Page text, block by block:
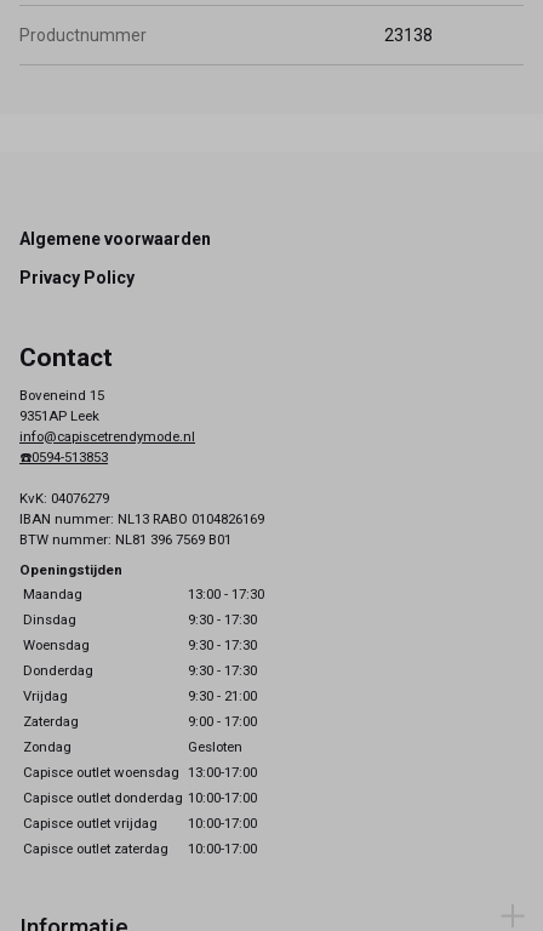
Productnummer 23138
Footer
Algemene voorwaarden
Privacy Policy
Contact
Boveneind 15
9351AP Leek
info@capiscetrendymode.nl
☎️0594-513853
KvK: 04076279
IBAN nummer: NL13 RABO 0104826169
BTW nummer: NL81 396 7569 B01
Openingstijden
Maandag
13:00 - 17:30
Dinsdag
9:30 - 17:30
Woensdag
9:30 - 17:30
Donderdag
9:30 - 17:30
Vrijdag
9:30 - 21:00
Zaterdag
9:00 - 17:00
Zondag
Gesloten
Capisce outlet woensdag 13:00-17:00
Capisce outlet donderdag 10:00-17:00
Capisce outlet vrijdag
10:00-17:00
Capisce outlet zaterdag
10:00-17:00